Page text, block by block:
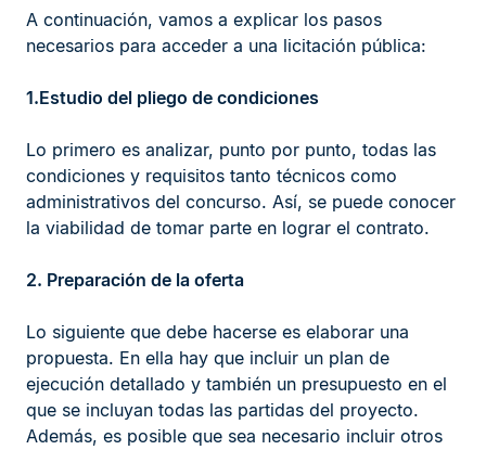
A continuación, vamos a explicar los pasos
necesarios para acceder a una licitación pública:
1.Estudio del pliego de condiciones
Lo primero es analizar, punto por punto, todas las
condiciones y requisitos tanto técnicos como
administrativos del concurso. Así, se puede conocer
la viabilidad de tomar parte en lograr el contrato.
2. Preparación de la oferta
Lo siguiente que debe hacerse es elaborar una
propuesta. En ella hay que incluir un plan de
ejecución detallado y también un presupuesto en el
que se incluyan todas las partidas del proyecto.
Además, es posible que sea necesario incluir otros